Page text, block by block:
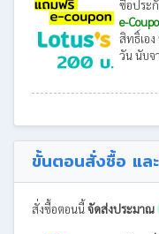
ซื้อประ
e-
สิทธิ์เอ
วัน นับจ
ขั้นตอนสั่งซื้อ และ
สั่งซื้อตอนนี้จัดส่งประมาณ